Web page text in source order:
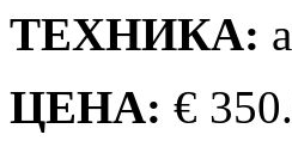
ТЕХНИКА:
ЦЕНА: €